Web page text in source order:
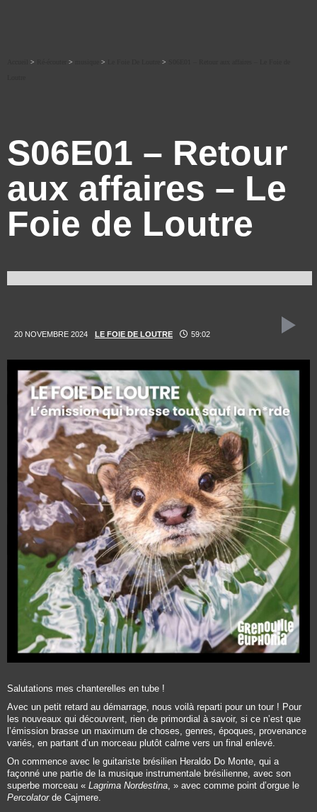
> > > >
S06E01 – Retour
aux affaires – Le
Foie de Loutre
20 NOVEMBRE 2024 LE FOIE DE LOUTRE 59:02
Salutations mes chanterelles en tube !
Avec un petit retard au démarrage, nous voilà reparti pour un tour ! Pour
les nouveaux qui découvrent, rien de primordial à savoir, si ce n’est que
l’émission brasse un maximum de choses, genres, époques, provenance
variés, en partant d’un morceau plutôt calme vers un final enlevé.
On commence avec le guitariste brésilien Heraldo Do Monte , qui a
façonné une partie de la musique instrumentale brésilienne, avec son
superbe morceau « Lagrima Nordestina , » avec comme point d’orgue le
Percolatorde Cajmere